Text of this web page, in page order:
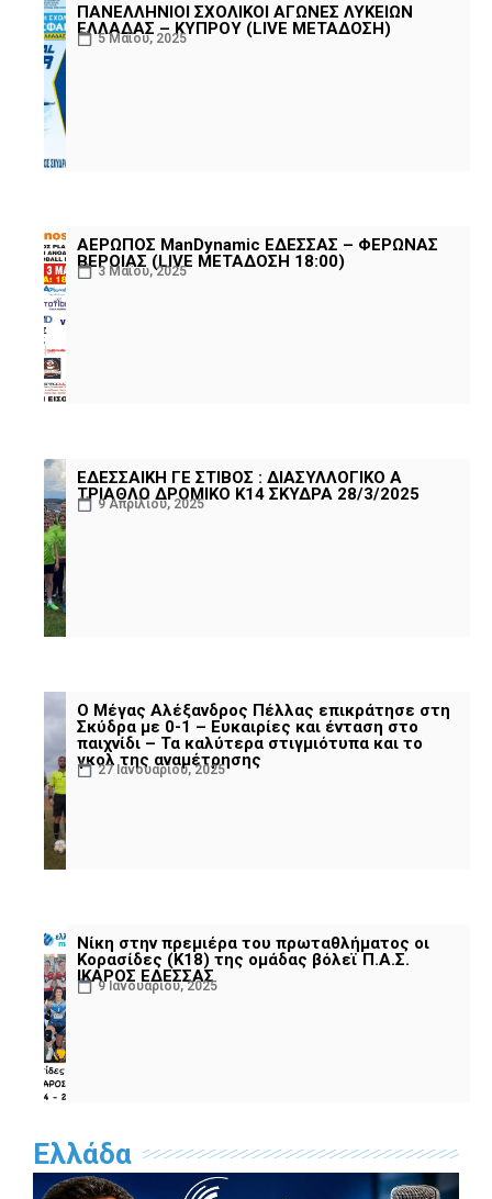
ΠΑΝΕΛΛΗΝΙΟΙ ΣΧΟΛΙΚΟΙ ΑΓΩΝΕΣ ΛΥΚΕΙΩΝ
ΕΛΛΑΔΑΣ – ΚΥΠΡΟΥ (LIVE ΜΕΤΑΔΟΣΗ)
5 Μαΐου, 2025
ΑΕΡΩΠΟΣ ManDynamic ΕΔΕΣΣΑΣ – ΦΕΡΩΝΑΣ
ΒΕΡΟΙΑΣ (LIVE ΜΕΤΑΔΟΣΗ 18:00)
3 Μαΐου, 2025
ΕΔΕΣΣΑΙΚΗ ΓΕ ΣΤΙΒΟΣ : ΔΙΑΣΥΛΛΟΓΙΚΟ Α
ΤΡΙΑΘΛΟ ΔΡΟΜΙΚΟ Κ14 ΣΚΥΔΡΑ 28/3/2025
9 Απριλίου, 2025
Ο Μέγας Αλέξανδρος Πέλλας επικράτησε στη
Σκύδρα με 0-1 – Ευκαιρίες και ένταση στο
παιχνίδι – Τα καλύτερα στιγμιότυπα και το
γκολ της αναμέτρησης
27 Ιανουαρίου, 2025
Νίκη στην πρεμιέρα του πρωταθλήματος οι
Κορασίδες (Κ18) της ομάδας βόλεϊ Π.Α.Σ.
ΙΚΑΡΟΣ ΕΔΕΣΣΑΣ
9 Ιανουαρίου, 2025
Ελλάδα